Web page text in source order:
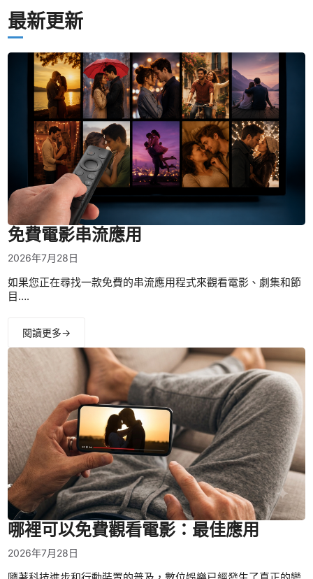
最新更新
免費電影串流應用
2026年7月28日
如果您正在尋找一款免費的串流應用程式來觀看電影、劇集和節
目….
閱讀更多→
哪裡可以免費觀看電影：最佳應用
2026年7月28日